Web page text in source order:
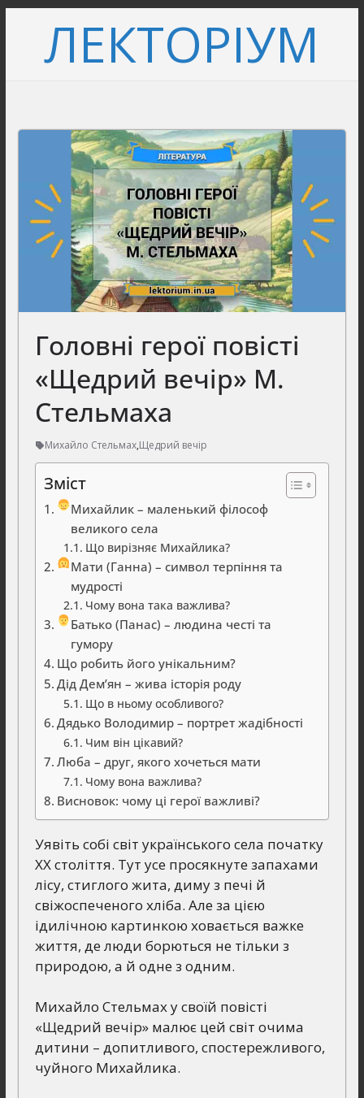
вмістуЛЕКТОРІУМ
Головні герої повісті
«Щедрий вечір» М.
Стельмаха
Михайло Стельмах,Щедрий вечір
Зміст
Михайлик – маленький філософ
великого села
Що вирізняє Михайлика?
Мати (Ганна) – символ терпіння та
мудрості
Чому вона така важлива?
Батько (Панас) – людина честі та
гумору
Що робить його унікальним?
Дід Дем’ян – жива історія роду
Що в ньому особливого?
Дядько Володимир – портрет жадібності
Чим він цікавий?
Люба – друг, якого хочеться мати
Чому вона важлива?
Висновок: чому ці герої важливі?
Уявіть собі світ українського села початку
ХХ століття. Тут усе просякнуте запахами
лісу, стиглого жита, диму з печі й
свіжоспеченого хліба. Але за цією
ідилічною картинкою ховається важке
життя, де люди борються не тільки з
природою, а й одне з одним.
Михайло Стельмах у своїй повісті
«Щедрий вечір» малює цей світ очима
дитини – допитливого, спостережливого,
чуйного Михайлика.